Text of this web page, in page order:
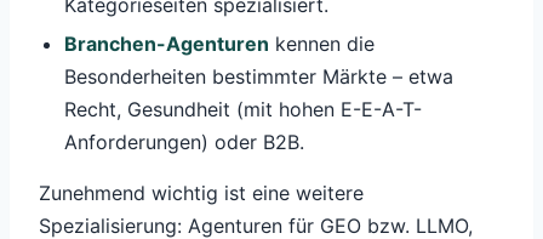
Branchen-Agenturen kennen die
Besonderheiten bestimmter Märkte – etwa
Recht, Gesundheit (mit hohen E-E-A-T-
Anforderungen) oder B2B.
Zunehmend wichtig ist eine weitere
Spezialisierung: Agenturen für GEO bzw. LLMO,